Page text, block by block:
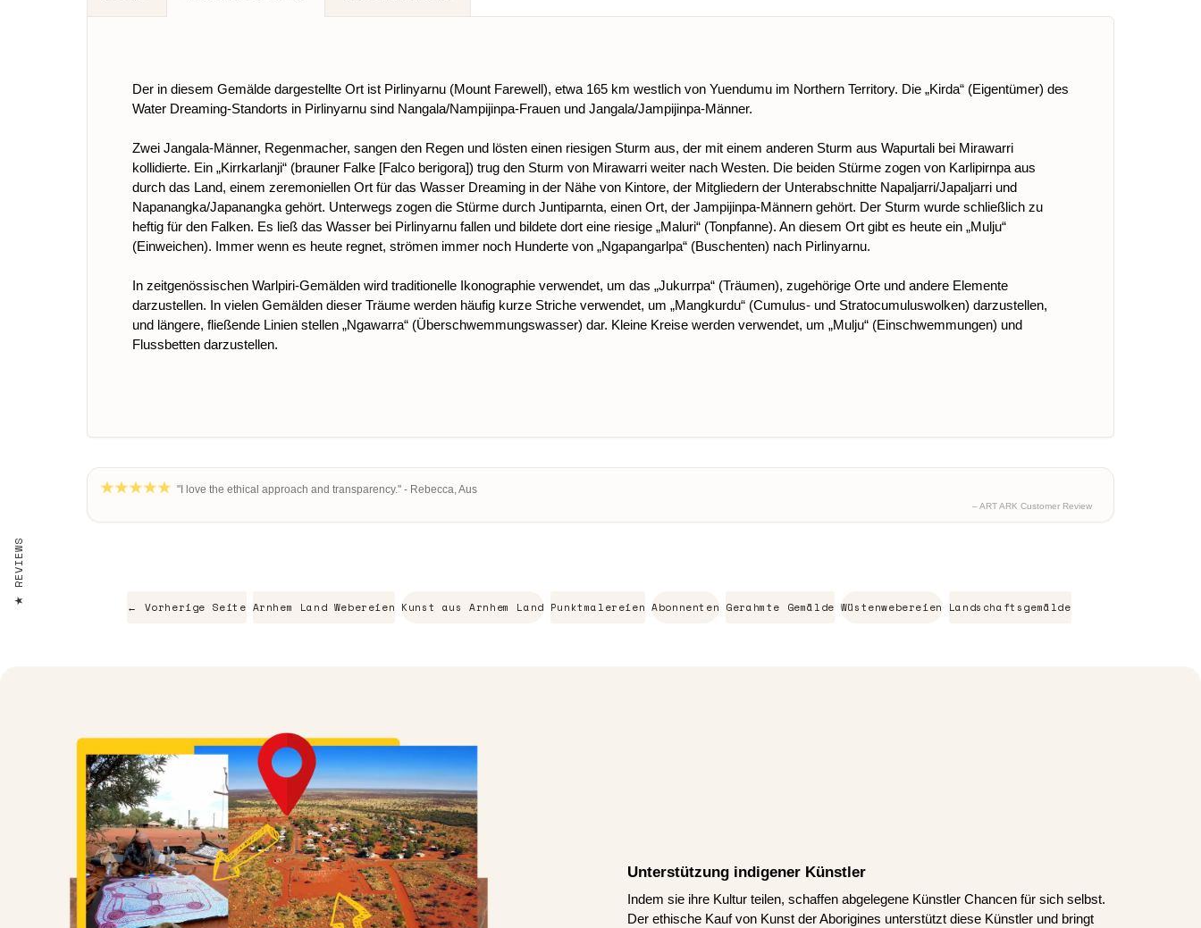
Der in diesem Gemälde dargestellte Ort ist Pirlinyarnu (Mount Farewell), etwa 165 km westlich von Yuendumu im Northern Territory. Die „Kirda“ (Eigentümer) des
Water Dreaming-Standorts in Pirlinyarnu sind Nangala/Nampijinpa-Frauen und Jangala/Jampijinpa-Männer.
Zwei Jangala-Männer, Regenmacher, sangen den Regen und lösten einen riesigen Sturm aus, der mit einem anderen Sturm aus Wapurtali bei Mirawarri
kollidierte. Ein „Kirrkarlanji“ (brauner Falke [Falco berigora]) trug den Sturm von Mirawarri weiter nach Westen. Die beiden Stürme zogen von Karlipirnpa aus
durch das Land, einem zeremoniellen Ort für das Wasser Dreaming in der Nähe von Kintore, der Mitgliedern der Unterabschnitte Napaljarri/Japaljarri und
Napanangka/Japanangka gehört. Unterwegs zogen die Stürme durch Juntiparnta, einen Ort, der Jampijinpa-Männern gehört. Der Sturm wurde schließlich zu
heftig für den Falken. Es ließ das Wasser bei Pirlinyarnu fallen und bildete dort eine riesige „Maluri“ (Tonpfanne). An diesem Ort gibt es heute ein „Mulju“
(Einweichen). Immer wenn es heute regnet, strömen immer noch Hunderte von „Ngapangarlpa“ (Buschenten) nach Pirlinyarnu.
In zeitgenössischen Warlpiri-Gemälden wird traditionelle Ikonographie verwendet, um das „Jukurrpa“ (Träumen), zugehörige Orte und andere Elemente
darzustellen. In vielen Gemälden dieser Träume werden häufig kurze Striche verwendet, um „Mangkurdu“ (Cumulus- und Stratocumuluswolken) darzustellen,
und längere, fließende Linien stellen „Ngawarra“ (Überschwemmungswasser) dar. Kleine Kreise werden verwendet, um „Mulju“ (Einschwemmungen) und
Flussbetten darzustellen.
"I love the ethical approach and transparency." - Rebecca, Aus
– ART ARK Customer Review
← Vorherige Seite Arnhem Land Webereien Kunst aus Arnhem Land Punktmalereien Abonnenten Gerahmte Gemälde Wüstenwebereien Landschaftsgemälde
Unterstützung indigener Künstler
Indem sie ihre Kultur teilen, schaffen abgelegene Künstler Chancen für sich selbst.
Der ethische Kauf von Kunst der Aborigines unterstützt diese Künstler und bringt
REVIEWS